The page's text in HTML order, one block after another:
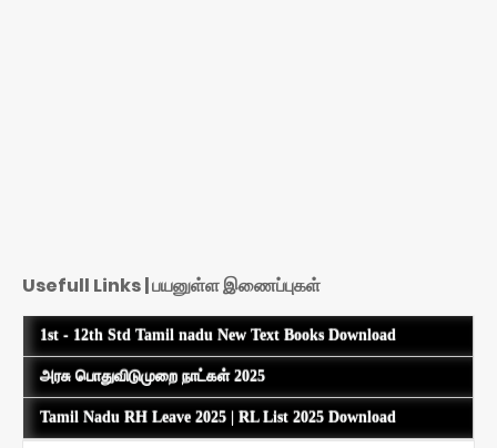
Usefull Links | பயனுள்ள இணைப்புகள்
1st - 12th Std Tamil nadu New Text Books Download
அரசு பொதுவிடுமுறை நாட்கள் 2025
Tamil Nadu RH Leave 2025 | RL List 2025 Download